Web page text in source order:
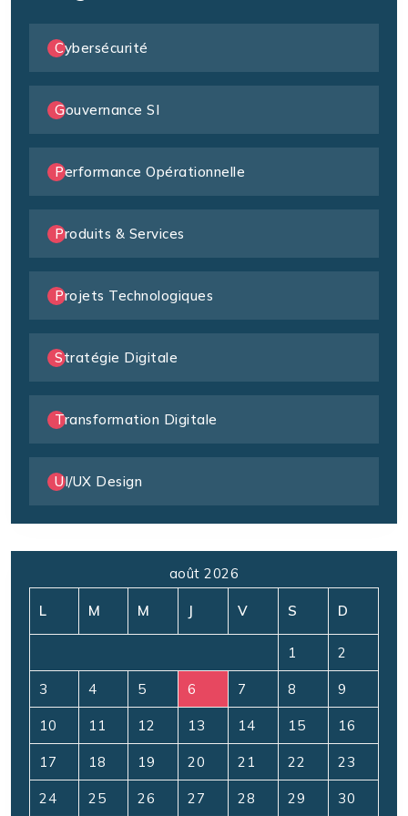
Cybersécurité
Gouvernance SI
Performance Opérationnelle
Produits & Services
Projets Technologiques
Stratégie Digitale
Transformation Digitale
UI/UX Design
août 2026
L M M J V S D
1 2
3 4 5 6 7 8 9
10 11 12 13 14 15 16
17 18 19 20 21 22 23
24 25 26 27 28 29 30